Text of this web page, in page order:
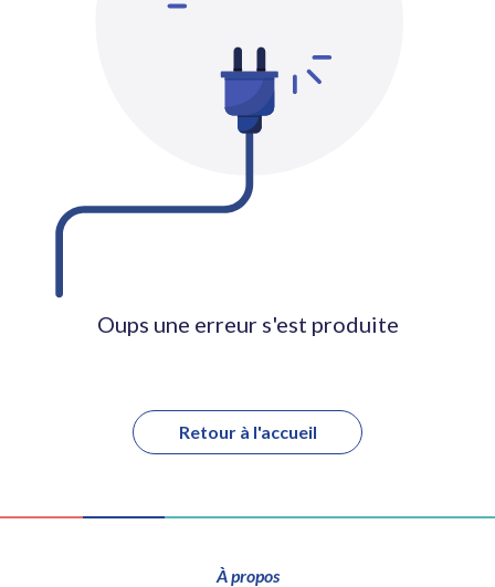
Oups une erreur s'est produite
Retour à l'accueil
À propos